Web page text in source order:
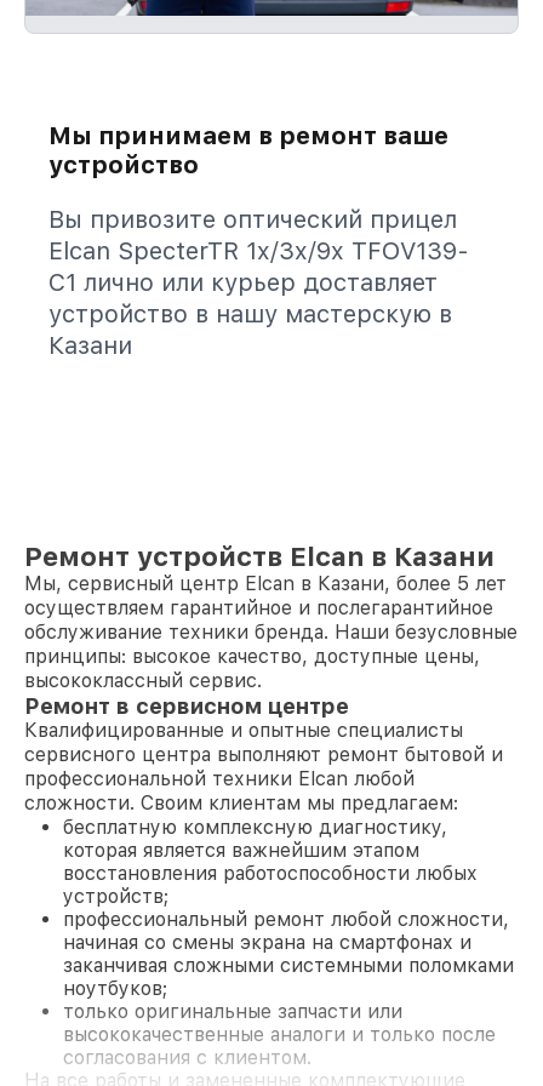
Мы принимаем в ремонт ваше
устройство
Вы привозите оптический прицел
Elcan SpecterTR 1x/3x/9x TFOV139-
C1 лично или курьер доставляет
устройство в нашу мастерскую в
Казани
Ремонт устройств Elcan в Казани
Мы, сервисный центр Elcan в Казани, более 5 лет
осуществляем гарантийное и послегарантийное
обслуживание техники бренда. Наши безусловные
принципы: высокое качество, доступные цены,
высококлассный сервис.
Ремонт в сервисном центре
Квалифицированные и опытные специалисты
сервисного центра выполняют ремонт бытовой и
профессиональной техники Elcan любой
сложности. Своим клиентам мы предлагаем:
бесплатную комплексную диагностику,
которая является важнейшим этапом
восстановления работоспособности любых
устройств;
профессиональный ремонт любой сложности,
начиная со смены экрана на смартфонах и
заканчивая сложными системными поломками
ноутбуков;
только оригинальные запчасти или
высококачественные аналоги и только после
согласования с клиентом.
На все работы и замененные комплектующие